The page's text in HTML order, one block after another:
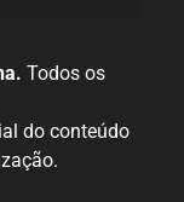
Todos os
do conteúdo